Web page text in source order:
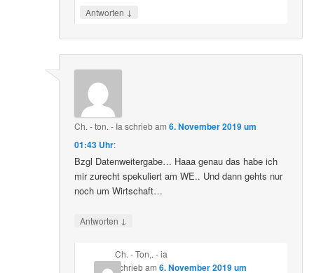
Antworten ↓
Ch. - ton. - Ia schriebam6. November 2019 um
01:43 Uhr:
Bzgl Datenweitergabe… Haaa genau das habe ich
mir zurecht spekuliert am WE.. Und dann gehts nur
noch um Wirtschaft…
Antworten ↓
Ch. - Ton,. - ia
schriebam 6. November 2019 um